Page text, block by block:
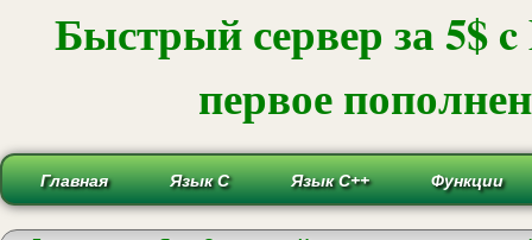
Быстрый сервер за 5$
первое
Главная Язык С Язык С++ Функции